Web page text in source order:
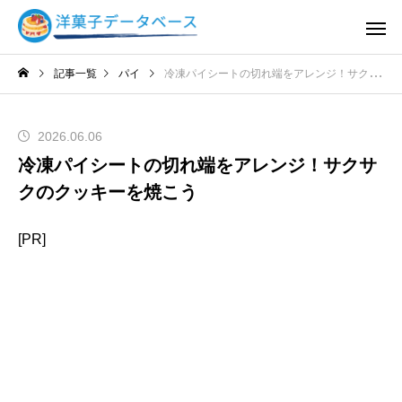
記事一覧 パイ 冷凍パイシートの切れ端をアレンジ！サクサクのクッキーを焼こう
2026.06.06
冷凍パイシートの切れ端をアレンジ！サクサ
クのクッキーを焼こう
[PR]